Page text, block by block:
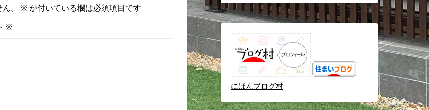
。 ※ が付いている欄は必須項目です
※
にほんブログ村